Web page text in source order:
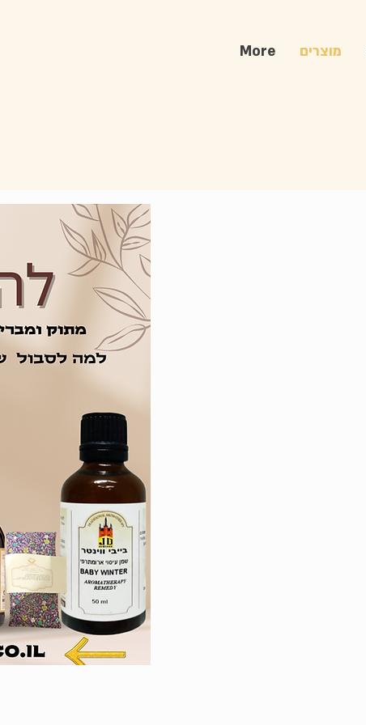
מוצרים More